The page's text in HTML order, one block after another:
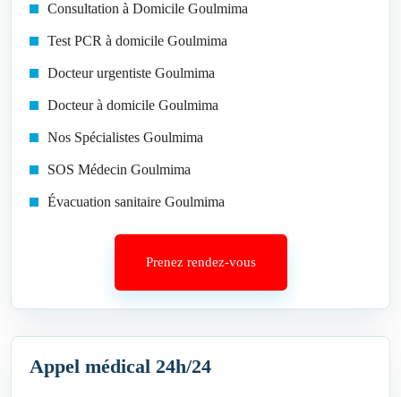
Consultation à Domicile Goulmima
Test PCR à domicile Goulmima
Docteur urgentiste Goulmima
Docteur à domicile Goulmima
Nos Spécialistes Goulmima
SOS Médecin Goulmima
Évacuation sanitaire Goulmima
Prenez rendez-vous
Appel médical 24h/24